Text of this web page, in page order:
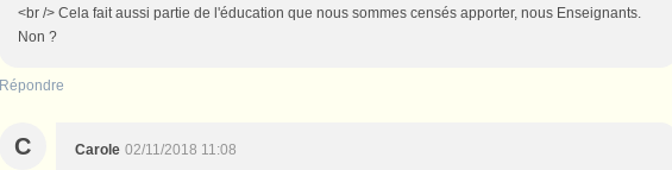
<br /> Cela fait aussi partie de l'éducation que nous sommes censés apporter, nous Enseignants.
Non ?
Répondre
C Carole 02/11/2018 11:08